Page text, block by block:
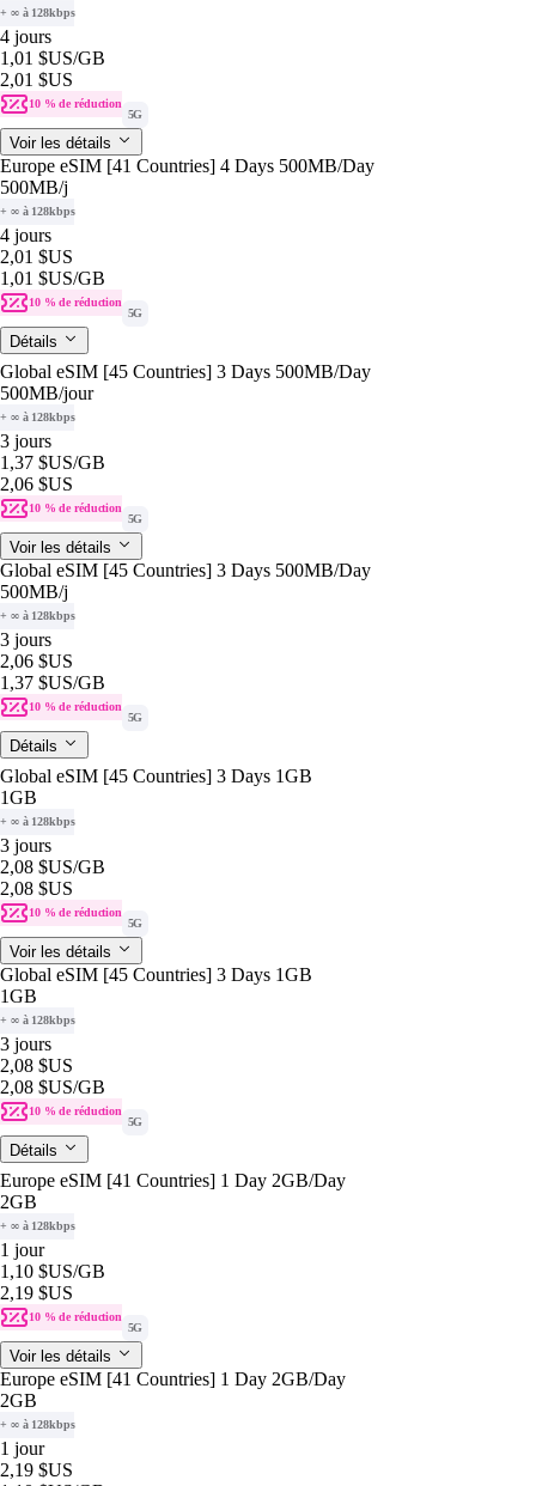
+ ∞ à 128kbps
4 jours
1,01 $US/GB
2,01 $US
10 % de réduction
5G
Voir les détails
Europe eSIM [41 Countries] 4 Days 500MB/Day
500MB/j
+ ∞ à 128kbps
4 jours
2,01 $US
1,01 $US/GB
10 % de réduction
5G
Détails
Global eSIM [45 Countries] 3 Days 500MB/Day
500MB/jour
+ ∞ à 128kbps
3 jours
1,37 $US/GB
2,06 $US
10 % de réduction
5G
Voir les détails
Global eSIM [45 Countries] 3 Days 500MB/Day
500MB/j
+ ∞ à 128kbps
3 jours
2,06 $US
1,37 $US/GB
10 % de réduction
5G
Détails
Global eSIM [45 Countries] 3 Days 1GB
1GB
+ ∞ à 128kbps
3 jours
2,08 $US/GB
2,08 $US
10 % de réduction
5G
Voir les détails
Global eSIM [45 Countries] 3 Days 1GB
1GB
+ ∞ à 128kbps
3 jours
2,08 $US
2,08 $US/GB
10 % de réduction
5G
Détails
Europe eSIM [41 Countries] 1 Day 2GB/Day
2GB
+ ∞ à 128kbps
1 jour
1,10 $US/GB
2,19 $US
10 % de réduction
5G
Voir les détails
Europe eSIM [41 Countries] 1 Day 2GB/Day
2GB
+ ∞ à 128kbps
1 jour
2,19 $US